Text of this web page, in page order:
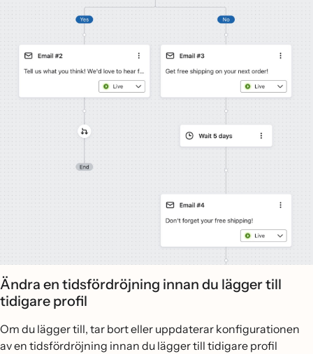
Ändra en tidsfördröjning innan du lägger till
tidigare profil
Om du lägger till, tar bort eller uppdaterar konfigurationen
av en tidsfördröjning innan du lägger till tidigare profil